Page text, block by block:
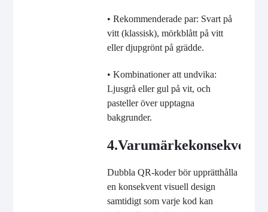
• Rekommenderade par: Svart på
vitt (klassisk), mörkblått på vitt
eller djupgrönt på grädde.
• Kombinationer att undvika:
Ljusgrå eller gul på vit, och
pasteller över upptagna
bakgrunder.
4.Varumärkekonsekvens
Dubbla QR-koder bör upprätthålla
en konsekvent visuell design
samtidigt som varje kod kan